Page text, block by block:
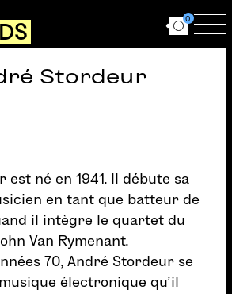
Ouvrir le
0
Stordeur
est né en 1941. Il débute sa
en tant que batteur de
il intègre le quartet du
Van Rymenant.
70, André Stordeur se
électronique qu’il